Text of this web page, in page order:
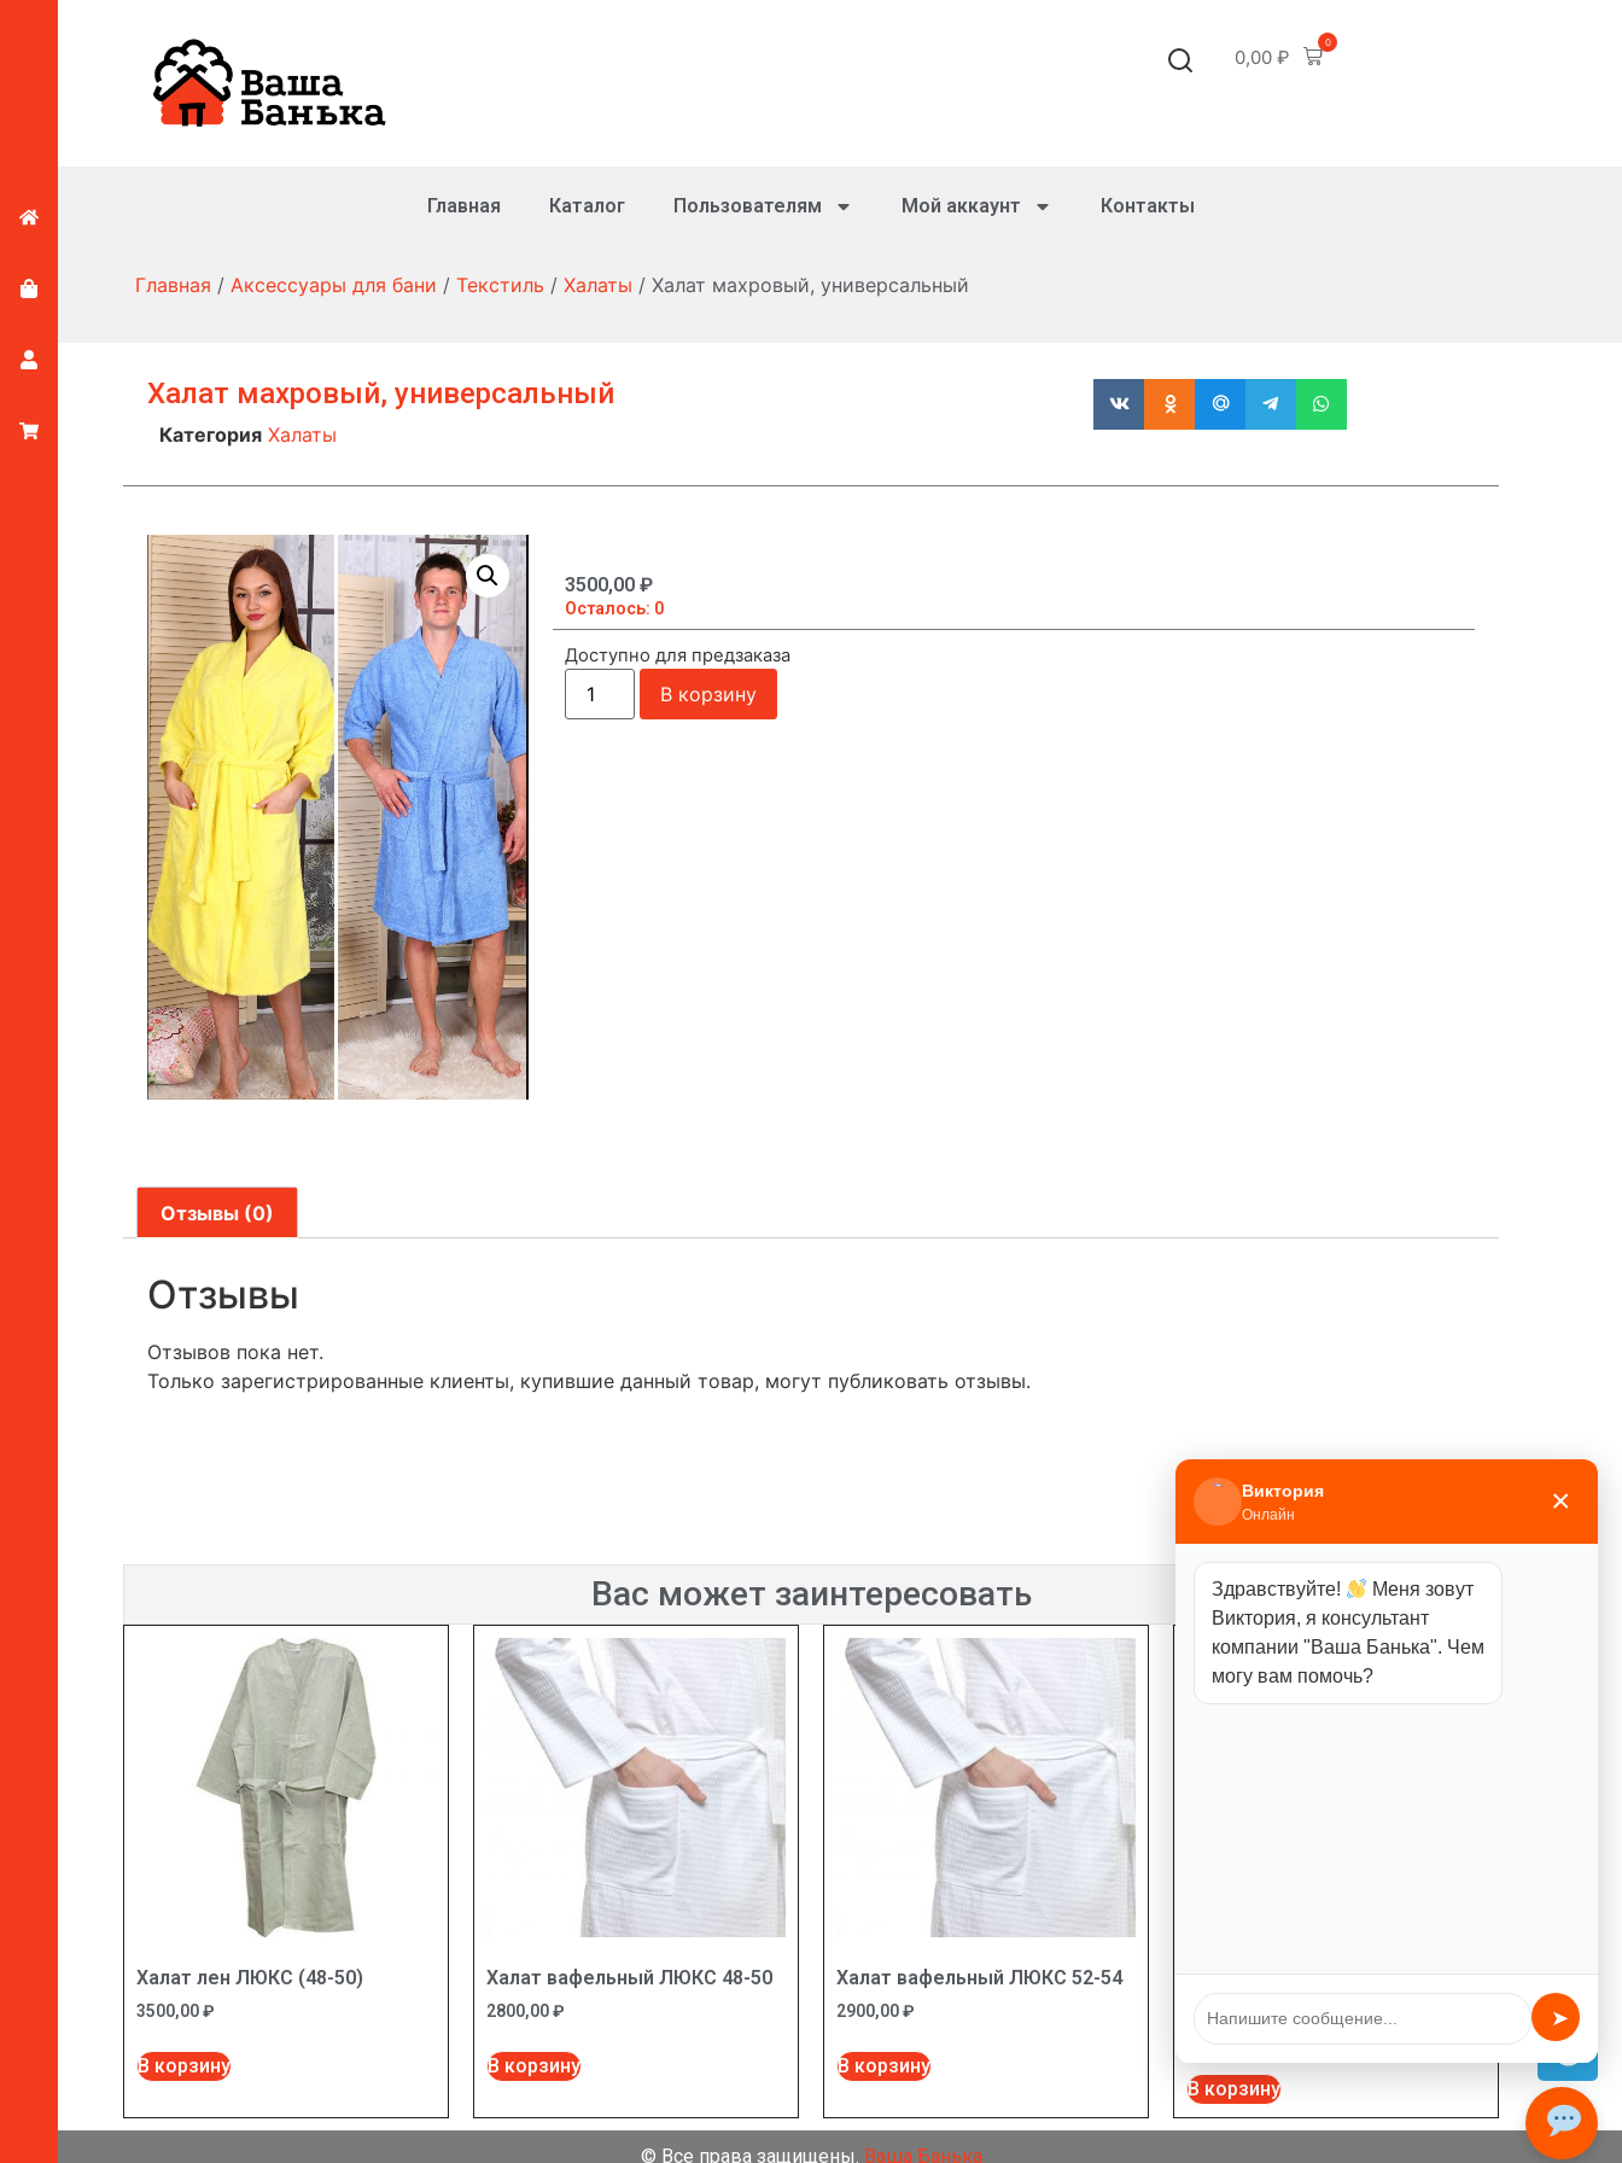
0,00 ₽
0
Главная Каталог Пользователям Мой аккаунт Контакты
Главная / Аксессуары для бани / Текстиль / Халаты / Халат махровый, универсальный
Халат махровый, универсальный
Категория Халаты
3500,00 ₽
Осталось: 0
Доступно для предзаказа
В корзину
Отзывы (0)
Отзывы
Отзывов пока нет.
Только зарегистрированные клиенты, купившие данный товар, могут публиковать отзывы.
Вас может заинтересовать
Халат лен ЛЮКС (48-50)
3500,00₽
В корзину
Халат вафельный ЛЮКС 48-50
2800,00₽
В корзину
Халат вафельный ЛЮКС 52-54
2900,00₽
В корзину
Халат вафельный Премиум 60-
62
4800,00
В корзину
©️ Все права защищены. Ваша Банька
Виктория
Онлайн ×
Здравствуйте!
Меня зовут
Виктория, я консультант
компании "Ваша Банька". Чем
могу вам помочь?
➤